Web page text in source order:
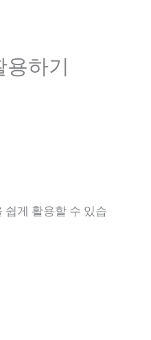
하기
게 활용할 수 있습